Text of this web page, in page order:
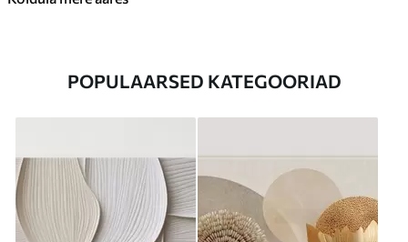
POPULAARSED KATEGOORIAD